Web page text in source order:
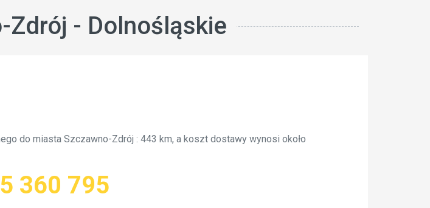
Zdrój - Dolnośląskie
do miasta Szczawno-Zdrój : 443 km, a koszt dostawy wynosi około
360 795